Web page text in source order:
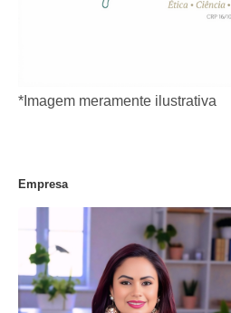
*Imagem meramente ilustrativa
Empresa